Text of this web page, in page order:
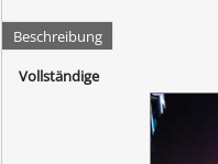
Beschreibung
Vollständige